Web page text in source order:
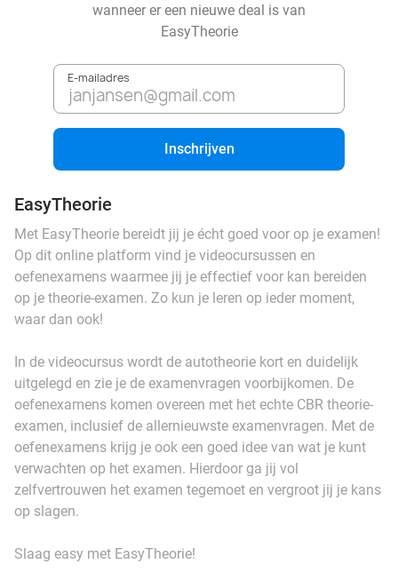
wanneer er een nieuwe deal is van
EasyTheorie
E-mailadres
Inschrijven
EasyTheorie
Met EasyTheorie bereidt jij je écht goed voor op je examen!
Op dit online platform vind je videocursussen en
oefenexamens waarmee jij je effectief voor kan bereiden
op je theorie-examen. Zo kun je leren op ieder moment,
waar dan ook!
In de videocursus wordt de autotheorie kort en duidelijk
uitgelegd en zie je de examenvragen voorbijkomen. De
oefenexamens komen overeen met het echte CBR theorie-
examen, inclusief de allernieuwste examenvragen. Met de
oefenexamens krijg je ook een goed idee van wat je kunt
verwachten op het examen. Hierdoor ga jij vol
zelfvertrouwen het examen tegemoet en vergroot jij je kans
op slagen.
Slaag easy met EasyTheorie!